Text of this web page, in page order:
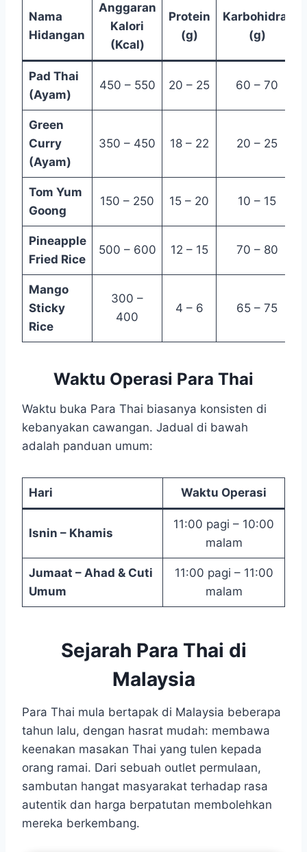
Nama
Hidangan
Anggaran
Kalori
(Kcal)
Protein
(g)
Karbohidrat
(g)
Pad Thai
(Ayam)
450 – 550 20 – 25 60 – 70
Green
Curry
(Ayam)
350 – 450 18 – 22 20 – 25
Tom Yum
Goong
150 – 250 15 – 20 10 – 15
Pineapple
Fried Rice
500 – 600 12 – 15 70 – 80
Mango
Sticky
Rice
300 –
400
4 – 6 65 – 75
Waktu Operasi Para Thai
Waktu buka Para Thai biasanya konsisten di
kebanyakan cawangan. Jadual di bawah
adalah panduan umum:
Hari Waktu Operasi
Isnin – Khamis
11:00 pagi – 10:00
malam
Jumaat – Ahad & Cuti
Umum
11:00 pagi – 11:00
malam
Sejarah Para Thai di
Malaysia
Para Thai mula bertapak di Malaysia beberapa
tahun lalu, dengan hasrat mudah: membawa
keenakan masakan Thai yang tulen kepada
orang ramai. Dari sebuah outlet permulaan,
sambutan hangat masyarakat terhadap rasa
autentik dan harga berpatutan membolehkan
mereka berkembang.